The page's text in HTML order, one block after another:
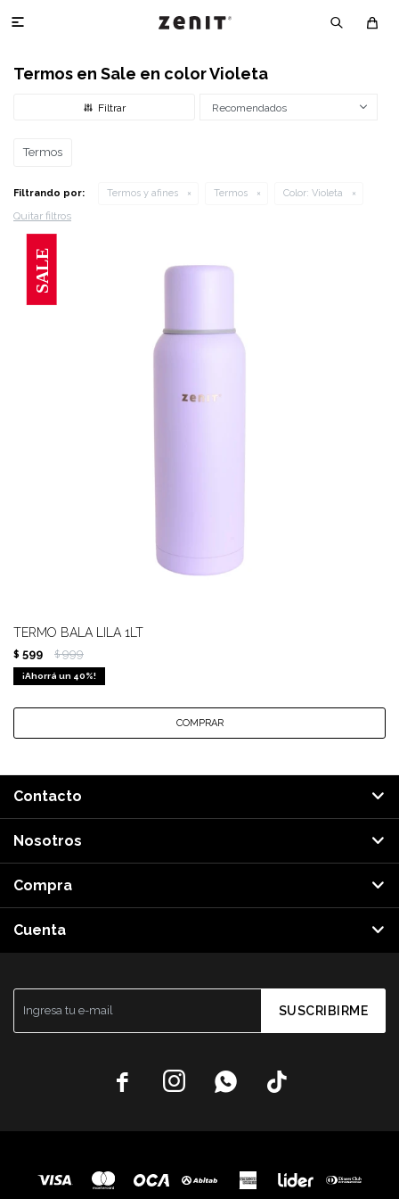

Termos en Sale en color Violeta
Recomendados
Termos
Filtrando por: Termos y afines Termos Color: Violeta
Quitar filtros
TERMO BALA LILA 1LT
$ 599 $ 999
40
SUSCRIBIRME
   
Contacto
Nosotros
Compra
Cuenta